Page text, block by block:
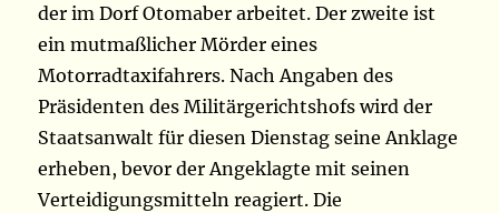
der im Dorf Otomaber arbeitet. Der zweite ist
ein mutmaßlicher Mörder eines
Motorradtaxifahrers. Nach Angaben des
Präsidenten des Militärgerichtshofs wird der
Staatsanwalt für diesen Dienstag seine Anklage
erheben, bevor der Angeklagte mit seinen
Verteidigungsmitteln reagiert. Die